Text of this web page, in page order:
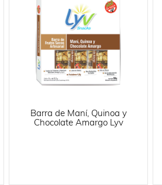
Barra de Maní, Quinoa y
Chocolate Amargo Lyv